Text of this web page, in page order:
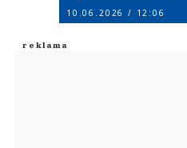
10.06.2026 / 12:06